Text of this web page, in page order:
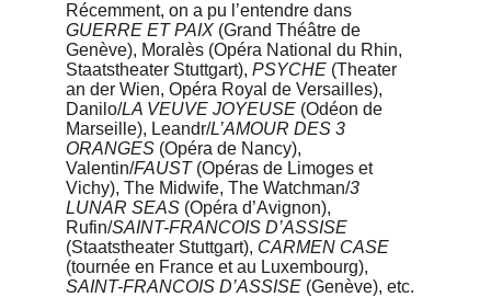
Récemment, on a pu l’entendre dans
GUERRE ET PAIX (Grand Théâtre de
Genève), Moralès (Opéra National du Rhin,
Staatstheater Stuttgart), PSYCHE (Theater
an der Wien, Opéra Royal de Versailles),
Danilo/LA VEUVE JOYEUSE (Odéon de
Marseille), Leandr/L’AMOUR DES 3
ORANGES (Opéra de Nancy),
Valentin/FAUST (Opéras de Limoges et
Vichy), The Midwife, The Watchman/3
LUNAR SEAS (Opéra d’Avignon),
Rufin/SAINT-FRANCOIS D’ASSISE
(Staatstheater Stuttgart), CARMEN CASE
(tournée en France et au Luxembourg),
SAINT-FRANCOIS D’ASSISE (Genève), etc.